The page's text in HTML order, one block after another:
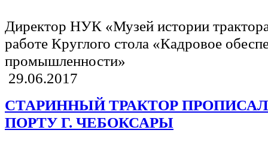
Директор НУК «Музей истории
работе Круглого стола «Кадровое
промышленности»
29.06.2017
СТАРИННЫЙ ТРАКТОР
ПОРТУ Г. ЧЕБОКСАРЫ